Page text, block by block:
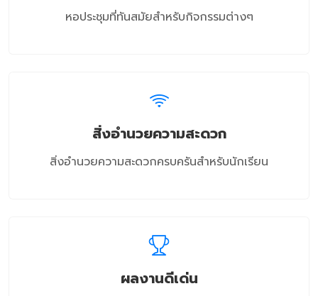
หอประชุมที่ทันสมัยสำหรับกิจกรรมต่างๆ
สิ่งอำนวยความสะดวก
สิ่งอำนวยความสะดวกครบครันสำหรับนักเรียน
ผลงานดีเด่น